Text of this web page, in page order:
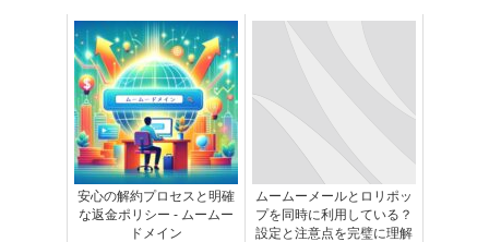
安心の解約プロセスと明確
な返金ポリシー - ムームー
ドメイン
ムームーメールとロリポッ
プを同時に利用している？
設定と注意点を完璧に理解